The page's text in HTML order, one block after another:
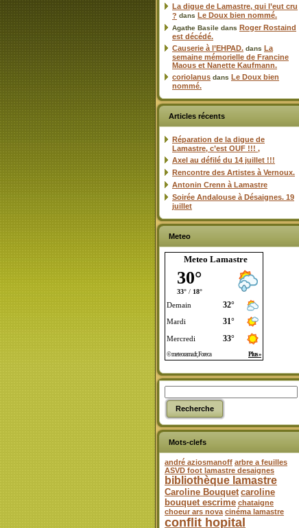
La digue de Lamastre, qui l’eut cru
? dans Le Doux bien nommé.
Agathe Basile dans Roger Rostaind
est décédé.
Causerie à l’EHPAD. dans La
semaine mémorielle de Francine
Maous et Nanette Kaufmann.
coriolanus dans Le Doux bien
nommé.
Articles récents
Réparation de la digue de
Lamastre, c’est OUF !!! ,
Axel au défilé du 14 juillet !!!
Rencontre des Artistes à Vernoux.
Antonin Crenn à Lamastre
Soirée Andalouse à Désaignes. 19
juillet
Meteo
Meteo Lamastre
Mots-clefs
andré aziosmanoff arbre a feuilles
ASVD foot lamastre desaignes
bibliothèque lamastre
Caroline Bouquet caroline
bouquet escrime chataigne
choeur ars nova cinéma lamastre
conflit hopital